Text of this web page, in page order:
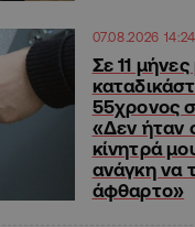
07.08.2026 14:24
Σε 11
55χρονος
«Δεν ήταν
κίνητρά
ανάγκη να
άφθαρτο»